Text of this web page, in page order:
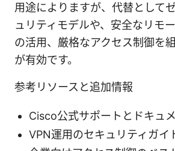
用途によりますが、代替として
ュリティモデルや、安全なリモ
の活用、厳格なアクセス制御を
が有効です。
参考リソースと追加情報
Cisco公式サポートとドキュ
VPN運用のセキュリティガイ